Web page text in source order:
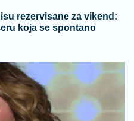
rezervisane za vikend:
koja se spontano